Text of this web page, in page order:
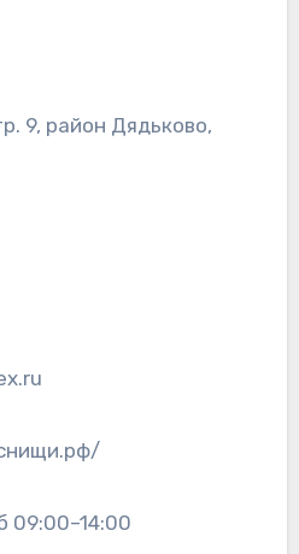
9, район Дядьково,
09:00–14:00